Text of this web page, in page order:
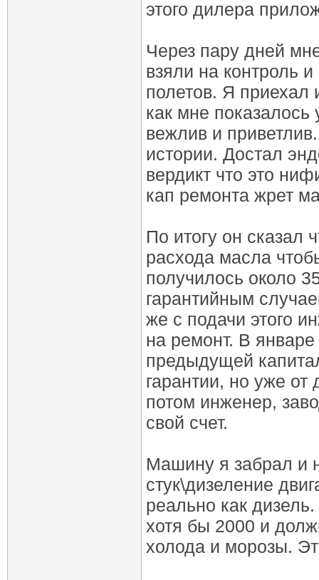
этого дилера
Через пару дней
взяли на контроль
полетов. Я приехал
как мне
вежлив и
истории. Достал
вердикт что это
кап ремонта жрет
По итогу он сказал
расхода масла
получилось около
гарантийным
же с подачи этого
на ремонт. В
предыдущей
гарантии, но уже от
потом инженер,
свой счет.
Машину я забрал и
стук\дизеление
реально как
хотя бы 2000 и
холода и морозы.